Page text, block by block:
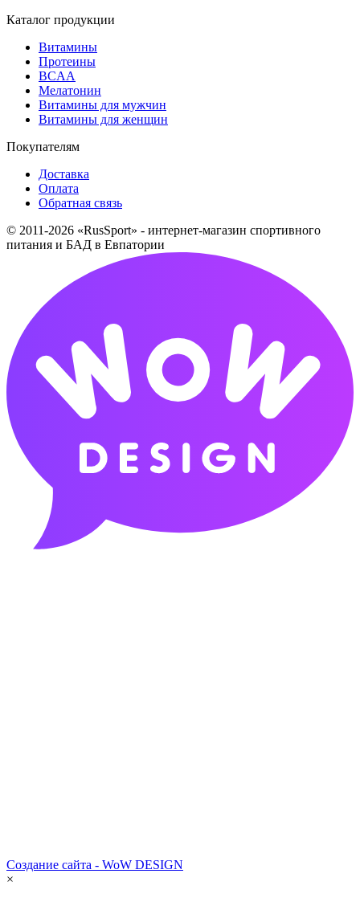
Каталог продукции
Витамины
Протеины
BCAA
Мелатонин
Витамины для мужчин
Витамины для женщин
Покупателям
Доставка
Оплата
Обратная связь
© 2011-2026 «RusSport» - интернет-магазин спортивного
питания и БАД в Евпатории
Создание сайта - WoW DESIGN
×